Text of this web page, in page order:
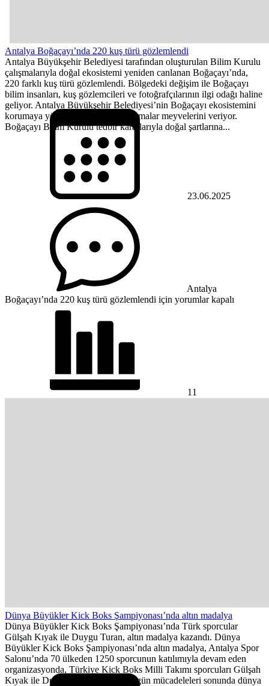
Antalya Boğaçayı’nda 220 kuş türü gözlemlendi
Antalya Büyükşehir Belediyesi tarafından oluşturulan Bilim Kurulu
çalışmalarıyla doğal ekosistemi yeniden canlanan Boğaçayı’nda,
220 farklı kuş türü gözlemlendi. Bölgedeki değişim ile Boğaçayı
bilim insanları, kuş gözlemcileri ve fotoğrafçılarının ilgi odağı haline
geliyor. Antalya Büyükşehir Belediyesi’nin Boğaçayı ekosistemini
korumaya yönelik sürdürdüğü çalışmalar meyvelerini veriyor.
Boğaçayı Bilim Kurulu tedbir kararlarıyla doğal şartlarına...
23.06.2025
Antalya
Boğaçayı’nda 220 kuş türü gözlemlendi için yorumlar kapalı
11
Dünya Büyükler Kick Boks Şampiyonası’nda altın madalya
Dünya Büyükler Kick Boks Şampiyonası’nda Türk sporcular
Gülşah Kıyak ile Duygu Turan, altın madalya kazandı. Dünya
Büyükler Kick Boks Şampiyonası’nda altın madalya, Antalya Spor
Salonu’nda 70 ülkeden 1250 sporcunun katılımıyla devam eden
organizasyonda, Türkiye Kick Boks Milli Takımı sporcuları Gülşah
Kıyak ile Duygu Turan, dördüncü gün mücadeleleri sonunda dünya